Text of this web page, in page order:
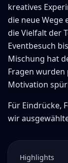
kreatives
die neue Wege
die Vielfalt der
Eventbesuch
Mischung hat
Fragen wurden
Motivation
Für Eindrücke,
wir
Highlights